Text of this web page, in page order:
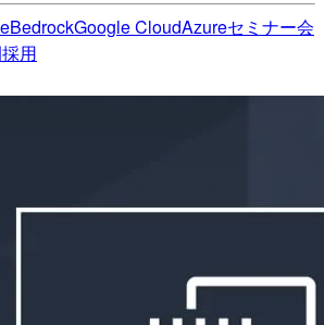
BedrockGoogle CloudAzureセミナー会
採用